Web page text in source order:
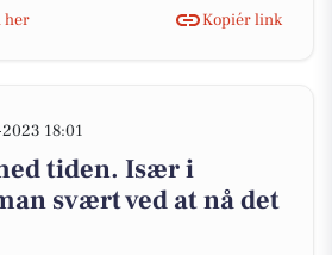
her
Kopiér link
18:01
tiden. Især i
svært ved at nå det